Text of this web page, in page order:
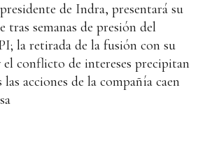
de Indra, presentará su
tras semanas de presión del
la retirada de la fusión con su
el conflicto de intereses precipitan
acciones de la compañía caen